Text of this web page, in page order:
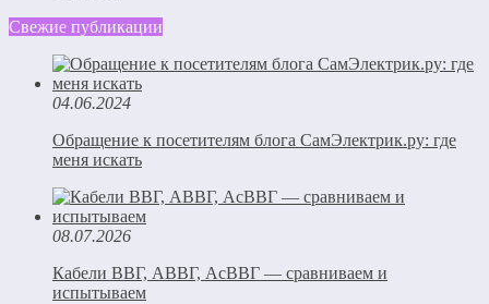
Свежие публикации
04.06.2024
Обращение к посетителям блога СамЭлектрик.ру: где
меня искать
08.07.2026
Кабели ВВГ, АВВГ, АсВВГ — сравниваем и
испытываем